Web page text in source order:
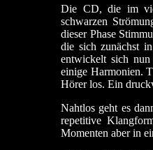
Die CD, die im
schwarzen
dieser Phase
die sich zunächst
entwickelt sich nun
einige Harmonien.
Hörer los. Ein
Nahtlos geht es
repetitive
Momenten aber in